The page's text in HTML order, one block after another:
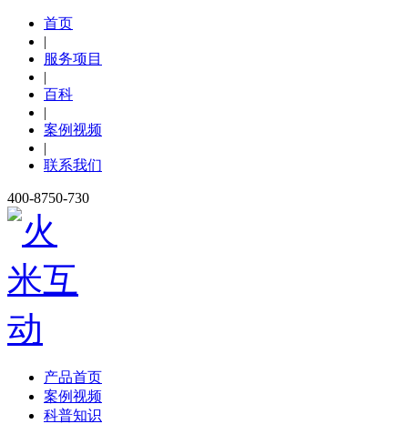
首页
|
服务项目
|
百科
|
案例视频
|
联系我们
400-8750-730
产品首页
案例视频
科普知识